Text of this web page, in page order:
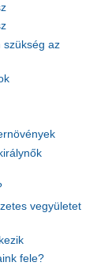
szükség az
vegyületet
fele?